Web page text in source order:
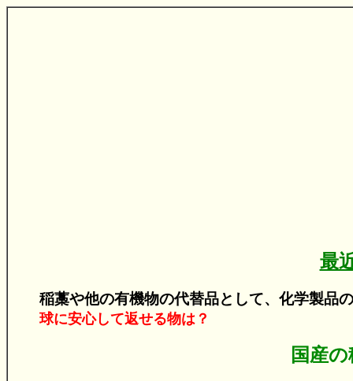
最
稲藁や他の有機物の代替品として、化学製品
球に安心して返せる物は？
国産